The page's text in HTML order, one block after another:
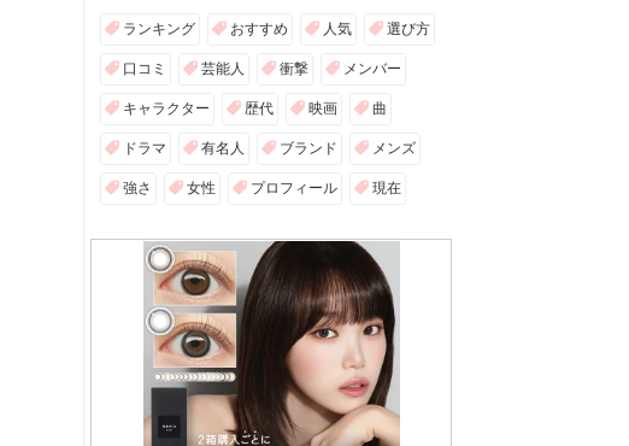
ランキング おすすめ 人気 選び方
口コミ 芸能人 衝撃 メンバー
キャラクター 歴代 映画 曲
ドラマ 有名人 ブランド メンズ
強さ 女性 プロフィール 現在